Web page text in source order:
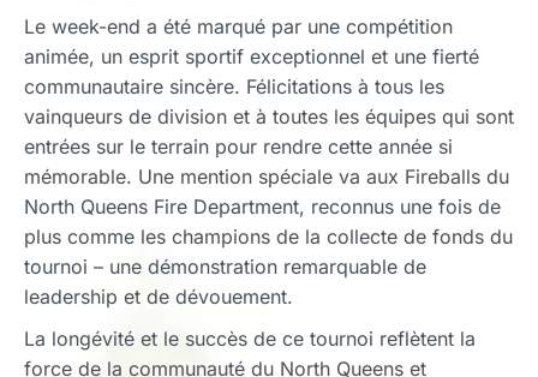
Le week-end a été marqué par une compétition
animée, un esprit sportif exceptionnel et une fierté
communautaire sincère. Félicitations à tous les
vainqueurs de division et à toutes les équipes qui sont
entrées sur le terrain pour rendre cette année si
mémorable. Une mention spéciale va aux Fireballs du
North Queens Fire Department, reconnus une fois de
plus comme les champions de la collecte de fonds du
tournoi – une démonstration remarquable de
leadership et de dévouement.
La longévité et le succès de ce tournoi reflètent la
force de la communauté du North Queens et